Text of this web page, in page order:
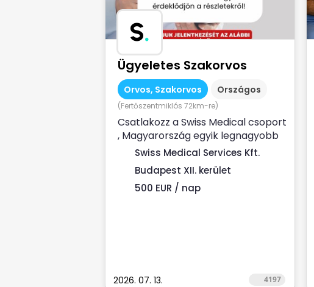
S.
Ügyeletes Szakorvos
Orvos, Szakorvos Országos
(Fertőszentmiklós 72km-re)
Csatlakozz a Swiss Medical csoport
, Magyarország egyik legnagyobb
magán-egészségügyi
Swiss Medical Services Kft.
Budapest XII. kerület
500 EUR / nap
2026. 07. 13. 4197